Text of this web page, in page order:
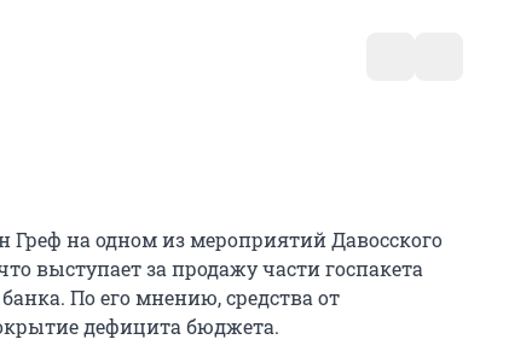
Греф на одном из мероприятий Давосского
выступает за продажу части госпакета
По его мнению, средства от
дефицита бюджета.